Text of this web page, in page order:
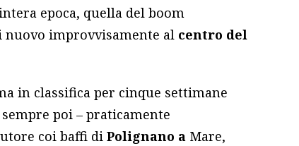
epoca, quella del boom
nuovo improvvisamente al centro del
in classifica per cinque settimane
poi – praticamente
coi baffi diPolignano a Mare,